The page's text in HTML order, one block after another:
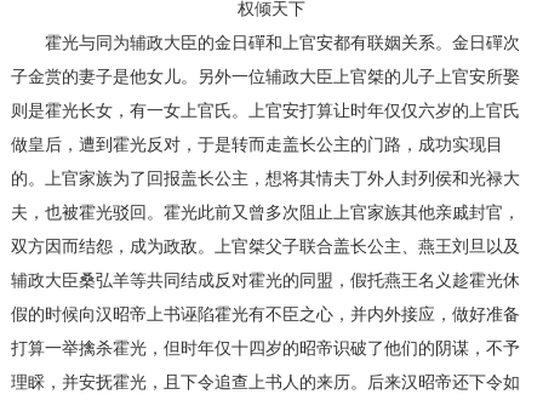
权倾天下
霍光与同为辅政大臣的金日磾和上官安都有联姻关系。金日磾次
子金赏的妻子是他女儿。另外一位辅政大臣上官桀的儿子上官安所娶
则是霍光长女，有一女上官氏。上官安打算让时年仅仅六岁的上官氏
做皇后，遭到霍光反对，于是转而走盖长公主的门路，成功实现目
的。上官家族为了回报盖长公主，想将其情夫丁外人封列侯和光禄大
夫，也被霍光驳回。霍光此前又曾多次阻止上官家族其他亲戚封官，
双方因而结怨，成为政敌。上官桀父子联合盖长公主、燕王刘旦以及
辅政大臣桑弘羊等共同结成反对霍光的同盟，假托燕王名义趁霍光休
假的时候向汉昭帝上书诬陷霍光有不臣之心，并内外接应，做好准备
打算一举擒杀霍光，但时年仅十四岁的昭帝识破了他们的阴谋，不予
理睬，并安抚霍光，且下令追查上书人的来历。后来汉昭帝还下令如